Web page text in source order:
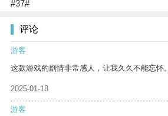
#37#
评论
游客
这款游戏的剧情非常感人，让我久久不能忘怀。
2025-01-18
游客